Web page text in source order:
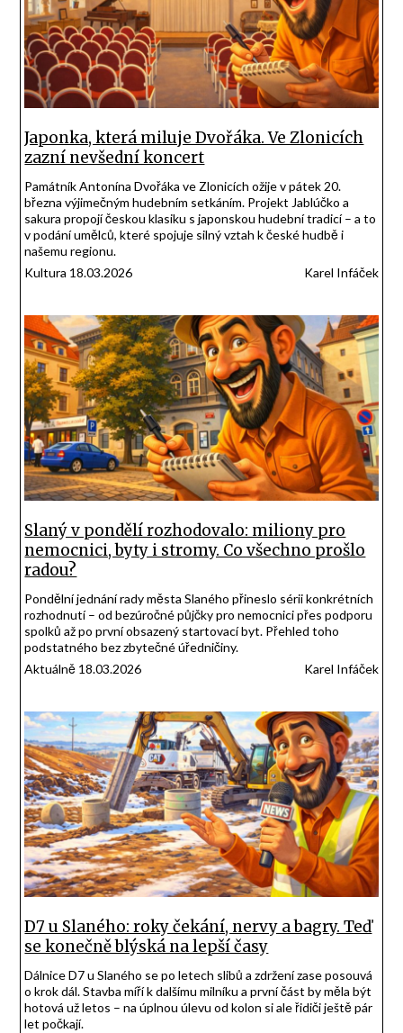
Japonka, která miluje Dvořáka. Ve Zlonicích
zazní nevšední koncert
Památník Antonína Dvořáka ve Zlonicích ožije v pátek 20.
března výjimečným hudebním setkáním. Projekt Jablúčko a
sakura propojí českou klasiku s japonskou hudební tradicí – a to
v podání umělců, které spojuje silný vztah k české hudbě i
našemu regionu.
Kultura 18.03.2026
Karel Infáček
Slaný v pondělí rozhodovalo: miliony pro
nemocnici, byty i stromy. Co všechno prošlo
radou?
Pondělní jednání rady města Slaného přineslo sérii konkrétních
rozhodnutí – od bezúročné půjčky pro nemocnici přes podporu
spolků až po první obsazený startovací byt. Přehled toho
podstatného bez zbytečné úředničiny.
Aktuálně 18.03.2026
Karel Infáček
D7 u Slaného: roky čekání, nervy a bagry. Teď
se konečně blýská na lepší časy
Dálnice D7 u Slaného se po letech slibů a zdržení zase posouvá
o krok dál. Stavba míří k dalšímu milníku a první část by měla být
hotová už letos – na úplnou úlevu od kolon si ale řidiči ještě pár
let počkají.